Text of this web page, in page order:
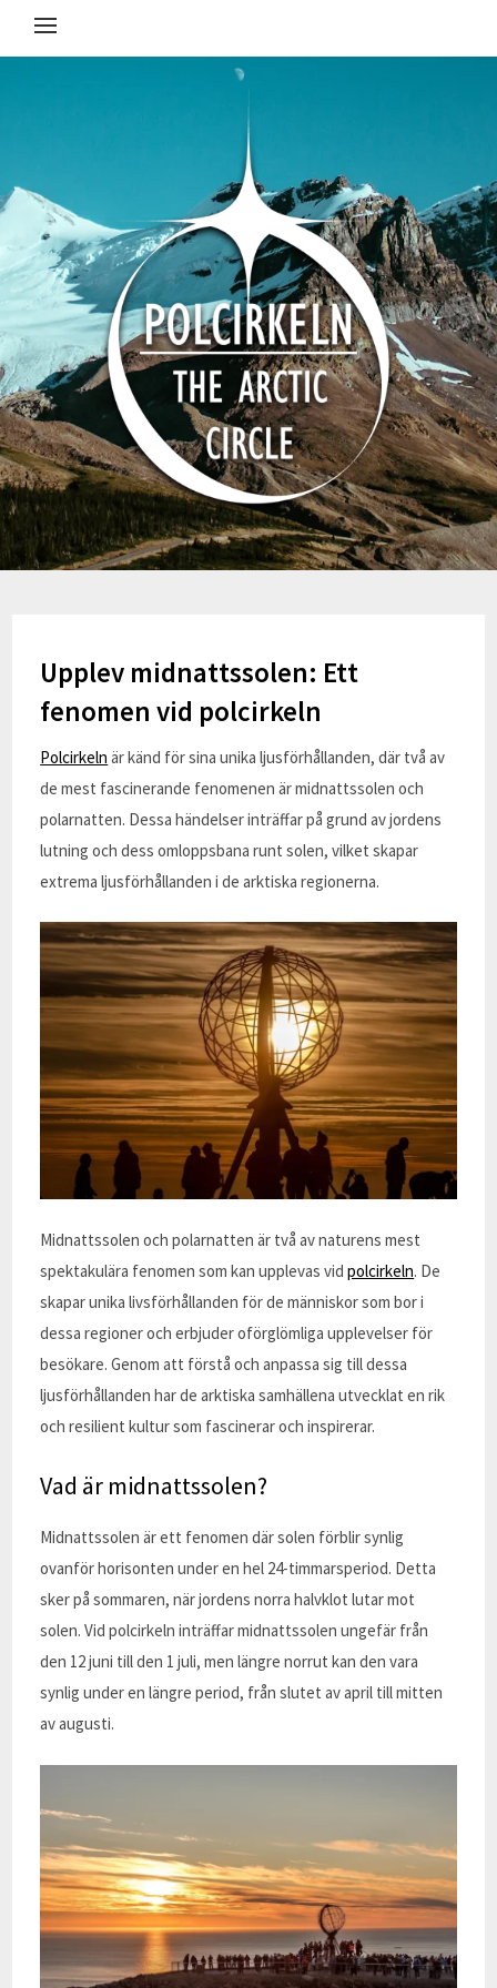
Upplev midnattssolen: Ett
fenomen vid polcirkeln
Polcirkeln är känd för sina unika ljusförhållanden, där två av
de mest fascinerande fenomenen är midnattssolen och
polarnatten. Dessa händelser inträffar på grund av jordens
lutning och dess omloppsbana runt solen, vilket skapar
extrema ljusförhållanden i de arktiska regionerna.
Midnattssolen och polarnatten är två av naturens mest
spektakulära fenomen som kan upplevas vidpolcirkeln. De
skapar unika livsförhållanden för de människor som bor i
dessa regioner och erbjuder oförglömliga upplevelser för
besökare. Genom att förstå och anpassa sig till dessa
ljusförhållanden har de arktiska samhällena utvecklat en rik
och resilient kultur som fascinerar och inspirerar.
Vad är midnattssolen?
Midnattssolen är ett fenomen där solen förblir synlig
ovanför horisonten under en hel 24-timmarsperiod. Detta
sker på sommaren, när jordens norra halvklot lutar mot
solen. Vid polcirkeln inträffar midnattssolen ungefär från
den 12 juni till den 1 juli, men längre norrut kan den vara
synlig under en längre period, från slutet av april till mitten
av augusti.